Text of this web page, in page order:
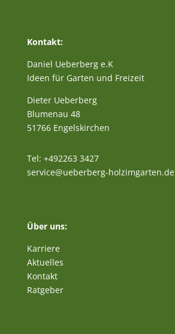
Kontakt:
Daniel Ueberberg e.K
Ideen für Garten und Freizeit
Dieter Ueberberg
Blumenau 48
51766 Engelskirchen
Tel: +492263 3427
service@ueberberg-holzimgarten.de
Über uns:
Karriere
Aktuelles
Kontakt
Ratgeber